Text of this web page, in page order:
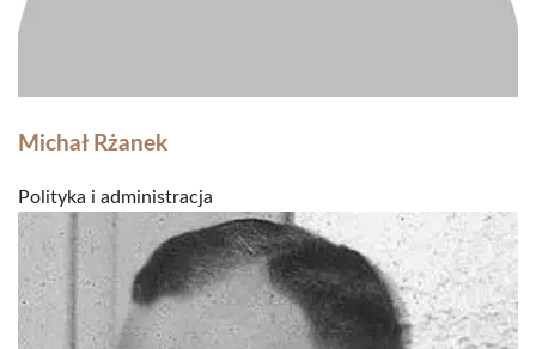
Michał Rżanek
Polityka i administracja